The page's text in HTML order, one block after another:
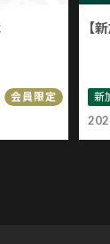
会員限定
【
新